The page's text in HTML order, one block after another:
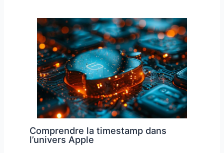
Comprendre la timestamp dans
l’univers Apple